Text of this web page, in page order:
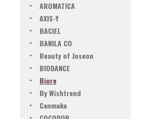
AROMATICA
AXIS-Y
BACIEL
BANILA CO
Beauty of Joseon
BIODANCE
Biore
By Wishtrend
Canmake